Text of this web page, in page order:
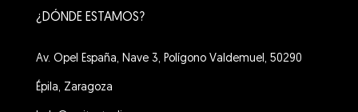
¿DÓNDE ESTAMOS?
Av. Opel España, Nave 3, Polígono Valdemuel, 50290
Épila, Zaragoza